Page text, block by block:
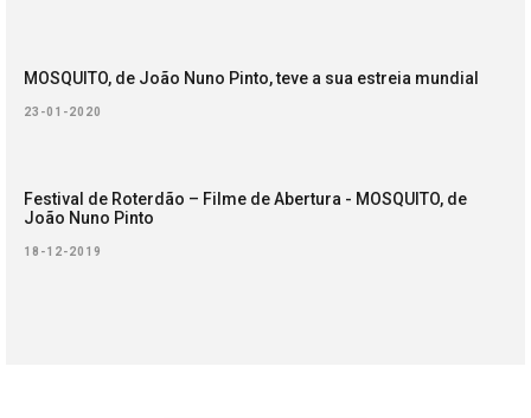
MOSQUITO, de João Nuno Pinto, teve a sua estreia mundial
23-01-2020
Festival de Roterdão – Filme de Abertura - MOSQUITO, de
João Nuno Pinto
18-12-2019